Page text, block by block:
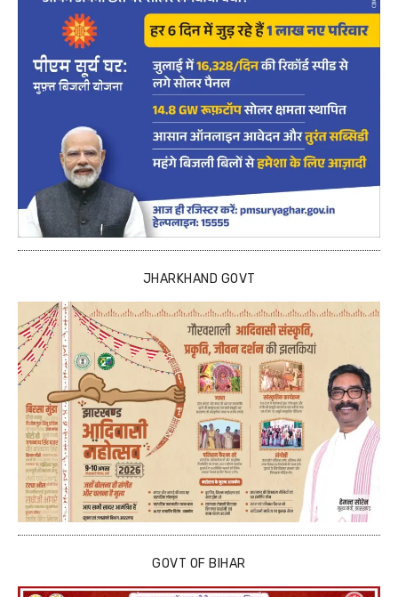
JHARKHAND GOVT
GOVT OF BIHAR